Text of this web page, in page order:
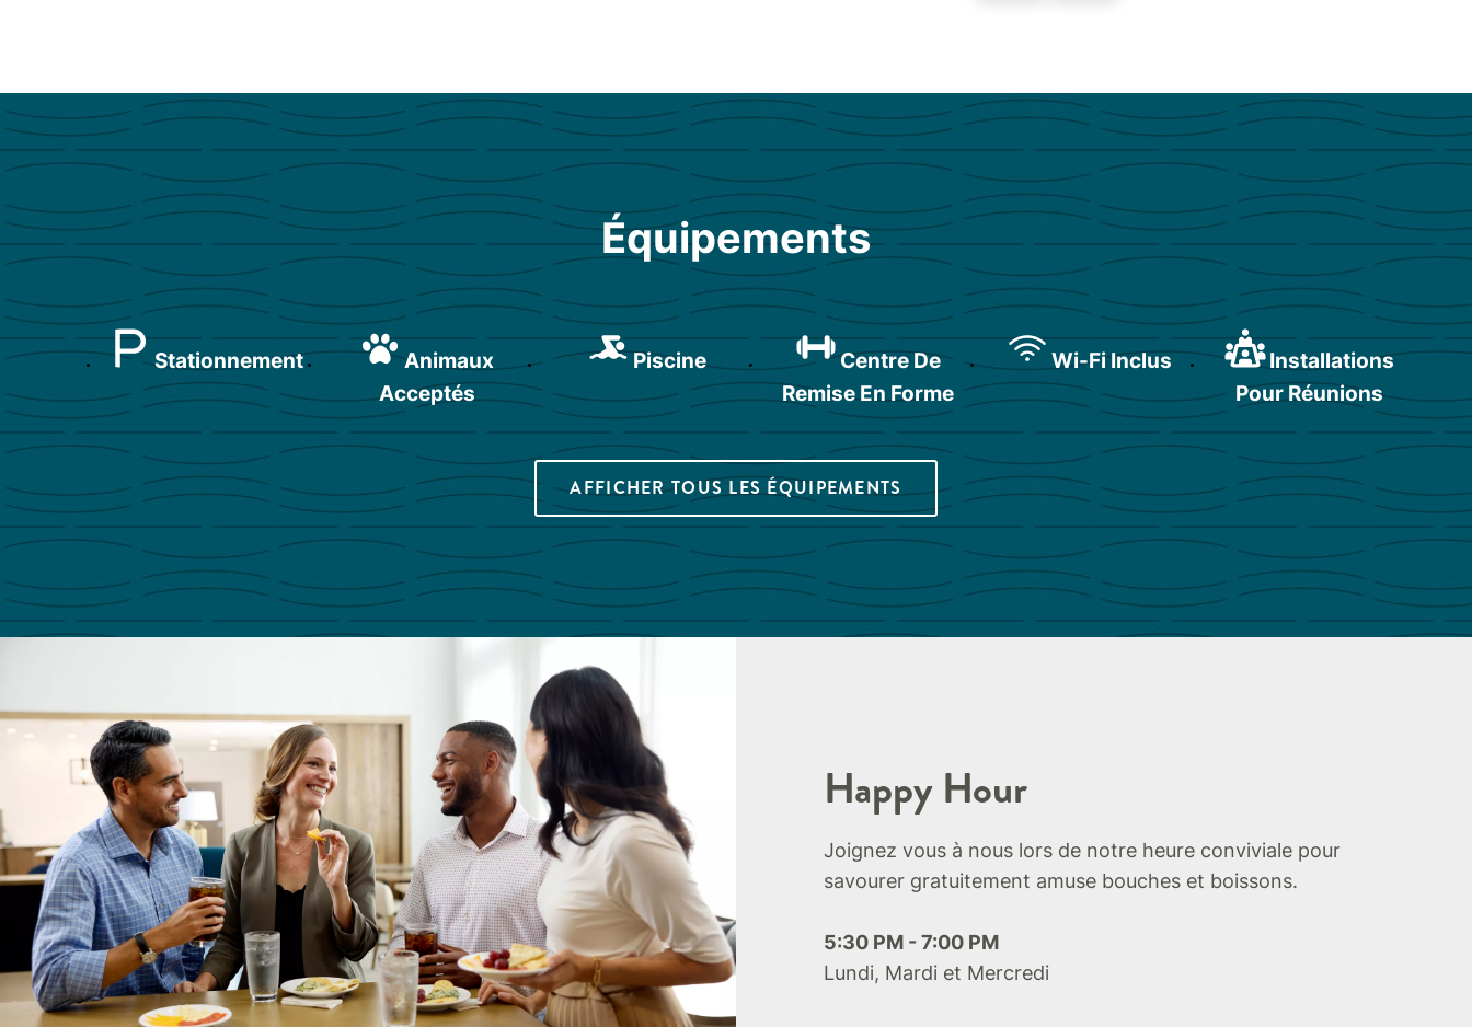
Équipements
Stationnement
Animaux
Acceptés
Piscine
Centre De
Remise En Forme
Wi-Fi Inclus
Installations
Pour Réunions
AFFICHER TOUS LES ÉQUIPEMENTS
Happy Hour
Joignez vous à nous lors de notre heure conviviale pour
savourer gratuitement amuse bouches et boissons.
5:30 PM - 7:00 PM
Lundi, Mardi et Mercredi